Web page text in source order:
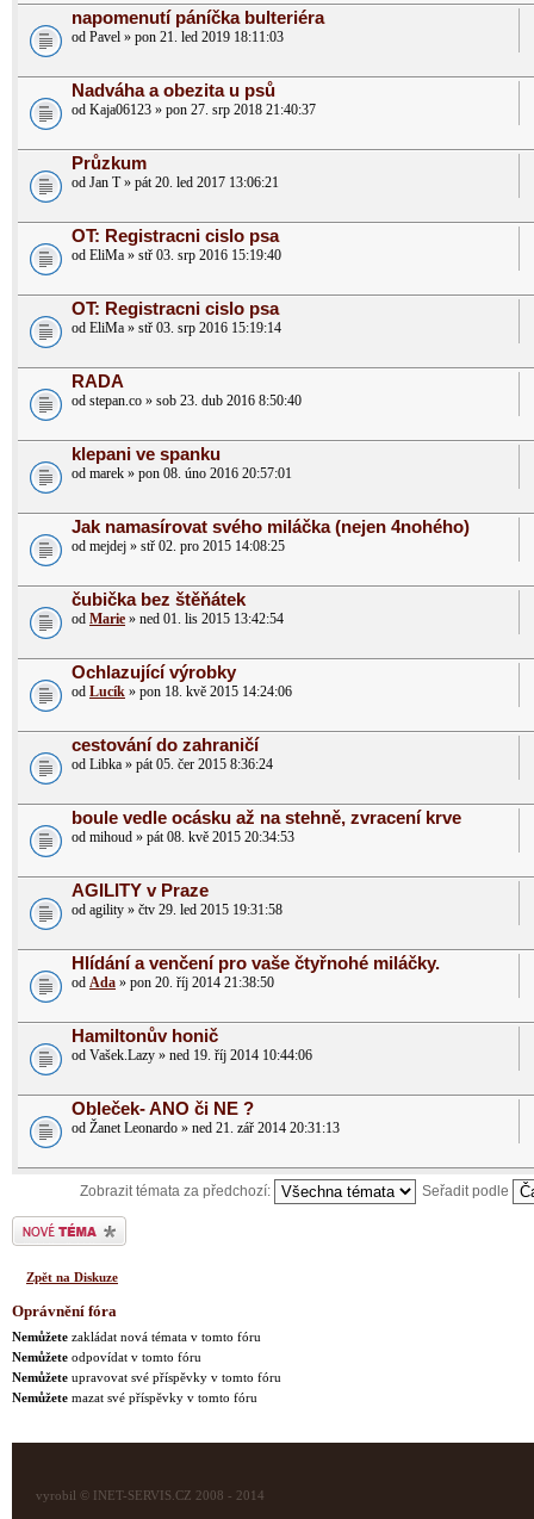
napomenutí páníčka bulteriéra
od Pavel » pon 21. led 2019 18:11:03
Nadváha a obezita u psů
od Kaja06123 » pon 27. srp 2018 21:40:37
Průzkum
od Jan T » pát 20. led 2017 13:06:21
OT: Registracni cislo psa
od EliMa » stř 03. srp 2016 15:19:40
OT: Registracni cislo psa
od EliMa » stř 03. srp 2016 15:19:14
RADA
od stepan.co » sob 23. dub 2016 8:50:40
klepani ve spanku
od marek » pon 08. úno 2016 20:57:01
Jak namasírovat svého miláčka (nejen 4nohého)
od mejdej » stř 02. pro 2015 14:08:25
čubička bez štěňátek
od Marie » ned 01. lis 2015 13:42:54
Ochlazující výrobky
od Lucík » pon 18. kvě 2015 14:24:06
cestování do zahraničí
od Libka » pát 05. čer 2015 8:36:24
boule vedle ocásku až na stehně, zvracení krve
od mihoud » pát 08. kvě 2015 20:34:53
AGILITY v Praze
od agility » čtv 29. led 2015 19:31:58
Hlídání a venčení pro vaše čtyřnohé miláčky.
od Ada » pon 20. říj 2014 21:38:50
Hamiltonův honič
od Vašek.Lazy » ned 19. říj 2014 10:44:06
Obleček- ANO či NE ?
od Žanet Leonardo » ned 21. zář 2014 20:31:13
Zobrazit témata za předchozí: Seřadit podle
Odeslat nové téma
Zpět na Diskuze
Oprávnění fóra
Nemůžete zakládat nová témata v tomto fóru
Nemůžete odpovídat v tomto fóru
Nemůžete upravovat své příspěvky v tomto fóru
Nemůžete mazat své příspěvky v tomto fóru
vyrobil © INET-SERVIS.CZ 2008 - 2014